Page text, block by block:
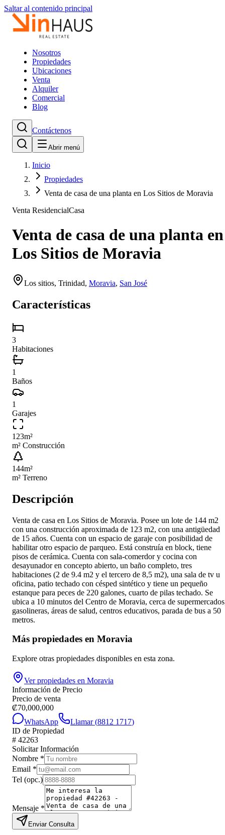
Saltar al contenido principal
Nosotros
Propiedades
Ubicaciones
Venta
Alquiler
Comercial
Blog
Contáctenos
Abrir menú
Inicio
Propiedades
Venta de casa de una planta en Los Sitios de Moravia
Venta ResidencialCasa
Venta de casa de una planta en
Los Sitios de Moravia
Los sitios, Trinidad, Moravia, San José
Características
3
Habitaciones
1
Baños
1
Garajes
123m²
m² Construcción
144m²
m² Terreno
Descripción
Venta de casa en Los Sitios de Moravia. Posee un lote de 144 m2
con una construcción aproximada de 123 m2, con una antigüedad
de 15 años. Cuenta con un espacio de garaje con posibilidad de
habilitar otro espacio de parqueo. Está construía en block, tiene
pisos de cerámica. Cuenta con sala-comerdor y cocina con
desayunador en concepto abierto, un baño completo, tres
habitaciones (2 de 9.4 m2 y el tercero de 8,5 m2), una sala de tv u
oficina, patio techado con césped sintético y tiene un pequeño
estanque para peces de 220 galones, cuarto de pilas techado. Se
ubica a 10 minutos del Centro de Moravia, cerca de
gasolineras, áreas de salud, centros educativos, parada de bus a 50
metros.
Más propiedades en Moravia
Explore otras propiedades disponibles en esta zona.
Ver propiedades en Moravia
Información de Precio
Precio de venta
₡70,000,000
WhatsApp
Llamar (8812 1717)
ID de Propiedad
# 42263
Solicitar Información
Nombre *
Email *
Tel (opc.)
Mensaje *
Enviar Consulta